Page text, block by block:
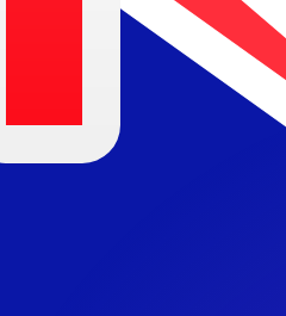
il tasso medio di
i trasferimenti.
con Xe?